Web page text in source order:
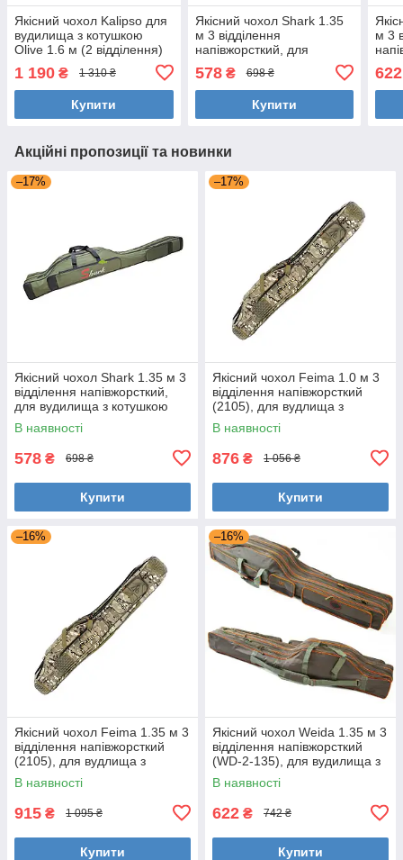
Якісний чохол Kalipso для
вудилища з котушкою
Olive 1.6 м (2 відділення)
1 190 ₴ 1 310 ₴
Купити
Якісний чохол Shark 1.35
м 3 відділення
напівжорсткий, для
(темно-зелений)
578₴ 698 ₴
Купити
м 3
622
Акційні пропозиції та новинки
–17%
Якісний чохол Shark 1.35 м 3
відділення напівжорсткий,
для вудилища з котушкою
(темно-зелений)
В наявності
578 ₴ 698 ₴
Купити
–17%
Якісний чохол Feima 1.0 м 3
відділення напівжорсткий
(2105), для вудлища з
котушкою (камуфляж
лісовий)
В наявності
876 ₴ 1 056 ₴
Купити
–16%
Якісний чохол Feima 1.35 м 3
відділення напівжорсткий
(2105), для вудлища з
котушкою (камуфляж
лісовий)
В наявності
915 ₴ 1 095 ₴
Купити
–16%
Якісний чохол Weida 1.35 м 3
відділення напівжорсткий
(WD-2-135), для вудилища з
котушкою (хакі)
В наявності
622 ₴ 742 ₴
Купити